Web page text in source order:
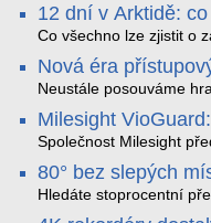
12 dní v Arktidě:
data ze
Co všechno lze zjistit o
projede Arktidou?
Tromsø přes Lofoty,
Nordkapp. Bez jediného
otřesy i náklon.
podrobný datový příběh
Nová éra
Signo
Neustále posouváme
v oblasti kontroly
čtečky HID Signo.
Milesight
detekci dopravních
Společnost Milesight
dopravních přestupků.
sofistikovanými
tak, aby poskytoval
80° bez slepých
streamuje na
Hledáte stoprocentní
panoramatická kamera